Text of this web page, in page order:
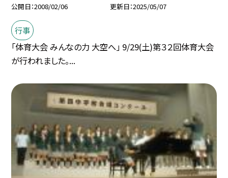
公開日 2008/02/06 更新日 2025/05/07
行事
「体育大会 みんなの力 大空へ」 9/29(土)第３２回体育大会
が行われました。...